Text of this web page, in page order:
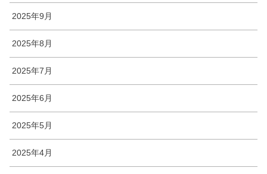
2025年9月
2025年8月
2025年7月
2025年6月
2025年5月
2025年4月